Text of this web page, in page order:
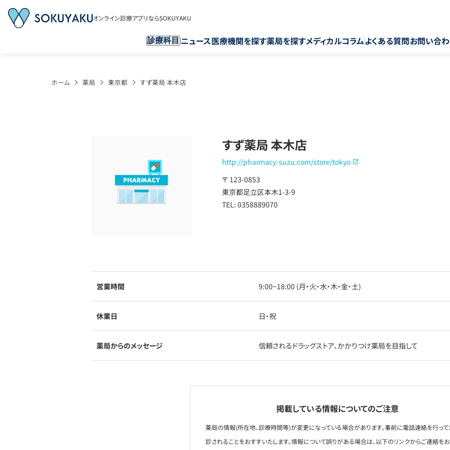
オンライン診療アプリならSOKUYAKU
診療科目 ニュース医療機関を探す薬局を探すメディカルコラムよくある質問お問い合
ホーム 薬局 東京都 すず薬局 本木店
すず薬局 本木店
http://pharmacy-suzu.com/store/tokyo
〒 123-0853
東京都足立区本木1-3-9
TEL: 0358889070
営業時間 9:00~18:00 (月・火・水・木・金・土)
休業日 日・祝
薬局からのメッセージ 信頼されるドラッグストア、かかりつけ薬局を目指して
掲載している情報についてのご注意
薬局の情報(所在地、診療時間等)が変更になっている場合があります。事前に電話連絡を行っ
診されることをおすすいたします。情報について誤りがある場合は、以下のリンクからご連絡を